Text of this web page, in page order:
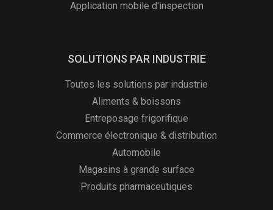
Application mobile d'inspection
SOLUTIONS PAR INDUSTRIE
Toutes les solutions par industrie
Aliments & boissons
Entreposage frigorifique
Commerce électronique & distribution
Automobile
Magasins à grande surface
Produits pharmaceutiques